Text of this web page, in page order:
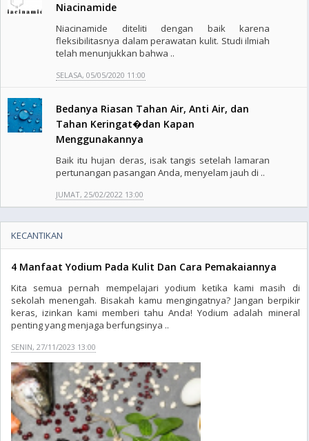
Niacinamide
Niacinamide diteliti dengan baik karena
fleksibilitasnya dalam perawatan kulit. Studi ilmiah
telah menunjukkan bahwa ..
SELASA, 05/05/2020 11:00
Bedanya Riasan Tahan Air, Anti Air, dan
Tahan Keringat�dan Kapan
Menggunakannya
Baik itu hujan deras, isak tangis setelah lamaran
pertunangan pasangan Anda, menyelam jauh di ..
JUMAT, 25/02/2022 13:00
KECANTIKAN
4 Manfaat Yodium Pada Kulit Dan Cara Pemakaiannya
Kita semua pernah mempelajari yodium ketika kami masih di
sekolah menengah. Bisakah kamu mengingatnya? Jangan berpikir
keras, izinkan kami memberi tahu Anda! Yodium adalah mineral
penting yang menjaga berfungsinya ..
SENIN, 27/11/2023 13:00